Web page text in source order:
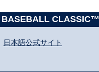
BASEBALL CLASSIC™
日本語公式サイト